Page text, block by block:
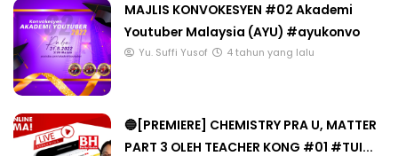
MAJLIS KONVOKESYEN #02 Akademi
Youtuber Malaysia (AYU) #ayukonvo
Yu. Suffi Yusof 4 tahun yang lalu
🔵[PREMIERE] CHEMISTRY PRA U, MATTER
PART 3 OLEH TEACHER KONG #01 #TUI...